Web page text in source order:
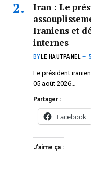
Iran : Le
Iraniens et
internes
BY LE HAUTPANEL
Le président
05 août 2026…
Partager :
Facebook
J’aime ça :